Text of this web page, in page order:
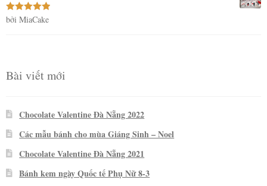
Được xếp
bởi MiaCake
Bài viết mới
Chocolate Valentine Đà Nẵng 2022
Các mẫu bánh cho mùa Giáng Sinh – Noel
Chocolate Valentine Đà Nẵng 2021
Bánh kem ngày Quốc tế Phụ Nữ 8-3